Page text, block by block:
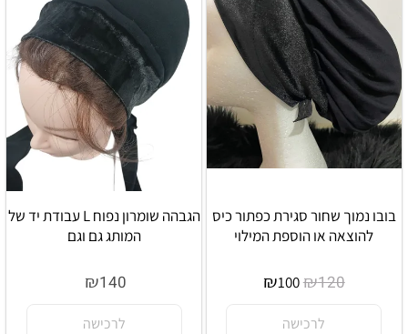
בובו נמוך שחור סגירת כפתור כיס
להוצאה או הוספת המילוי
₪120
₪100
לרכישה
הגבהה שומרון נפוח L עבודת יד של
המותג גם וגם
₪140
לרכישה